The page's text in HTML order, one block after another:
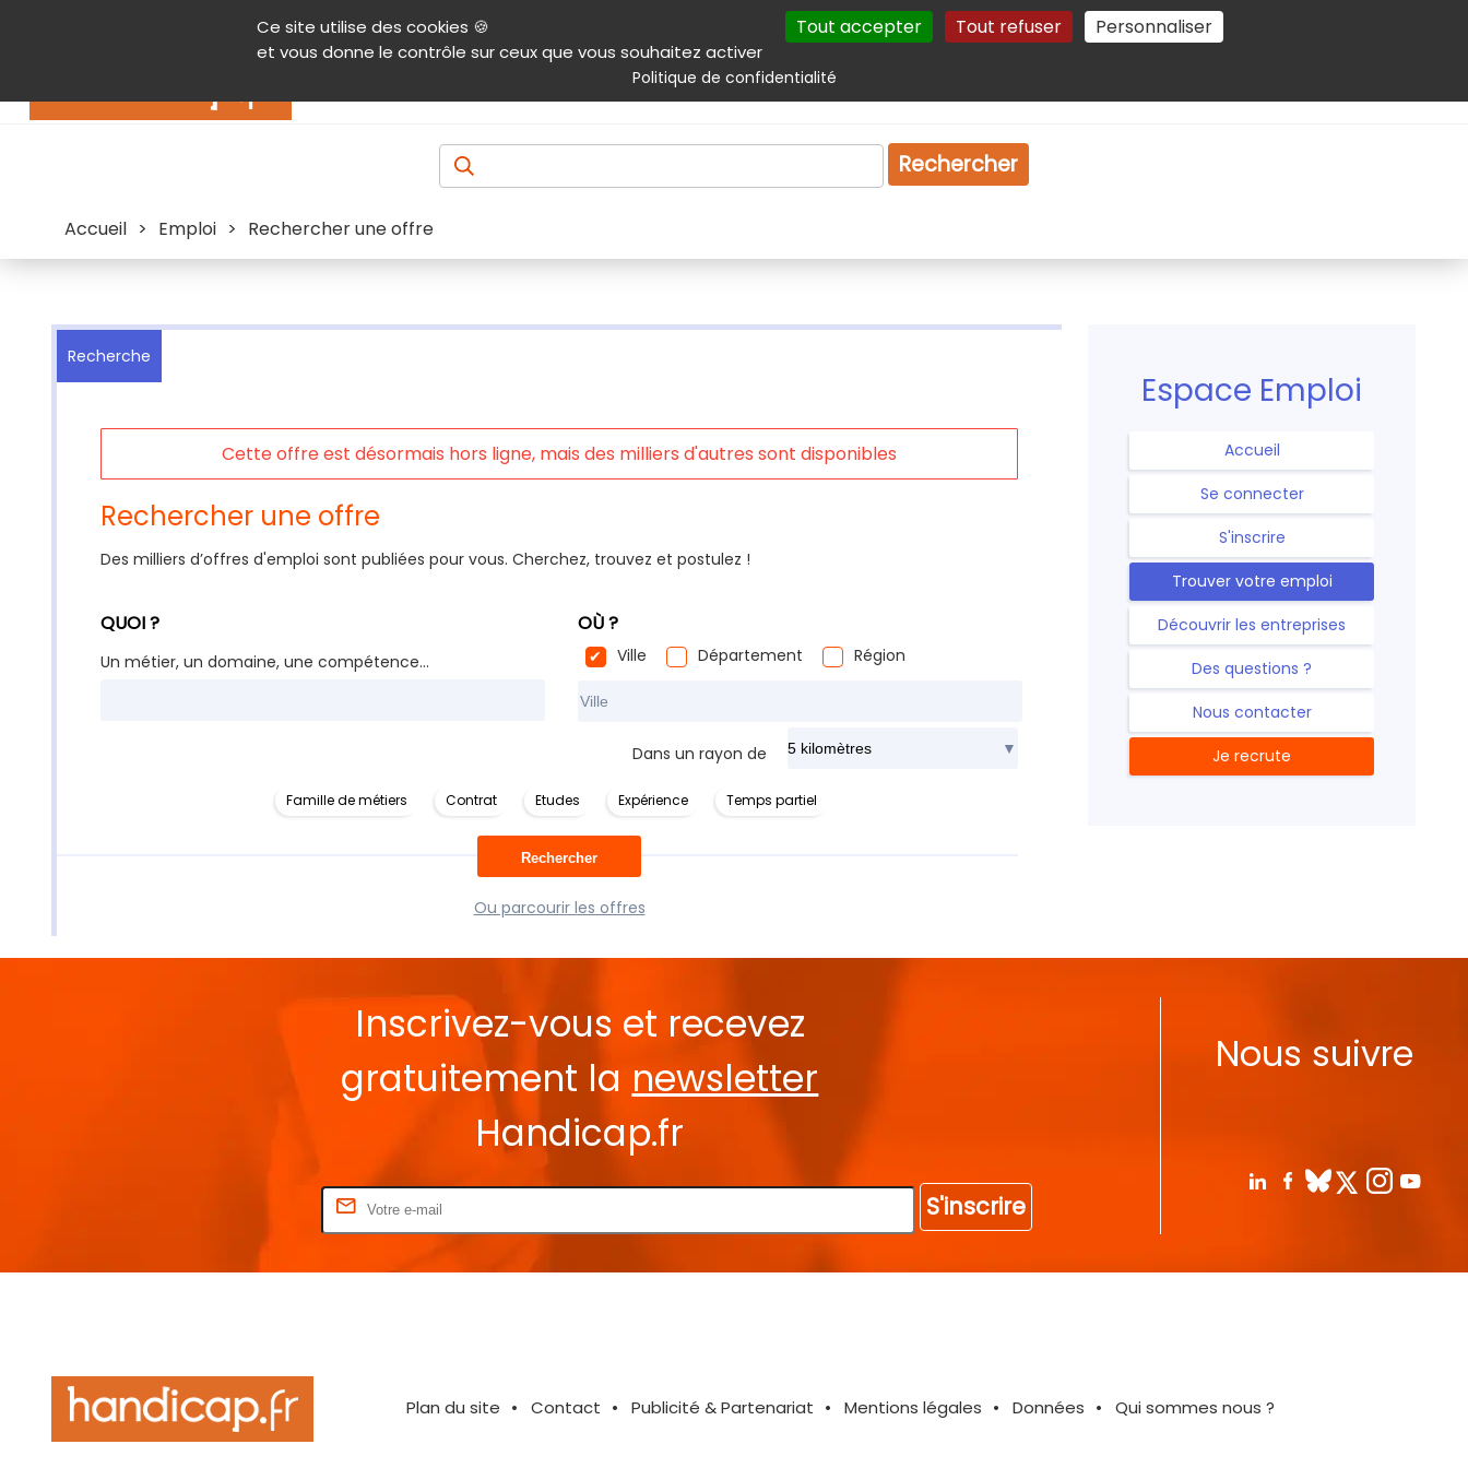
Ce site utilise des cookies 🍪
et vous donne le contrôle sur ceux que vous souhaitez activer
Tout accepter Tout refuser Personnaliser
Politique de confidentialité
Contenu Aide et accessibilité Menu principal Autres services Plan du site Gestion des cookies
Produits & services Emploi Droit
Rechercher
Accueil > Emploi > Rechercher une offre
Cette offre est désormais hors ligne, mais des milliers d'autres sont disponibles
Recherche
Rechercher une offre
Des milliers d’offres d'emploi sont publiées pour vous. Cherchez, trouvez et postulez !
QUOI ?
Un métier, un domaine, une compétence...
OÙ ?
Ville Département
Région
Dans un rayon de
Famille de métiers Contrat Etudes Expérience Temps partiel
Ou parcourir les offres
Espace Emploi
Accueil
Se connecter
S'inscrire
Trouver votre emploi
Découvrir les entreprises
Des questions ?
Nous contacter
Je recrute
Inscrivez-vous et recevez
gratuitement la newsletter
Handicap.fr
S'inscrire
Nous suivre
Plan du site Contact Publicité & Partenariat Mentions légales Données Qui sommes nous ?